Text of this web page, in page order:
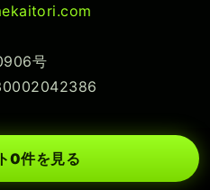
号
0件を見る